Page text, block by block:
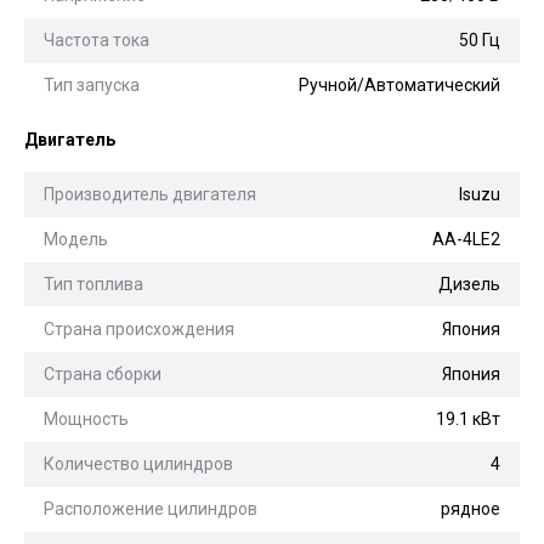
Частота тока 50 Гц
Тип запуска Ручной/Автоматический
Двигатель
Производитель двигателя Isuzu
Модель AA-4LE2
Тип топлива Дизель
Страна происхождения Япония
Страна сборки Япония
Мощность 19.1 кВт
Количество цилиндров 4
Расположение цилиндров рядное